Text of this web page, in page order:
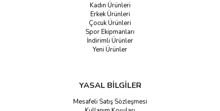
Kadın Ürünleri
Erkek Ürünleri
Çocuk Ürünleri
Spor Ekipmanları
İndirimli Ürünler
Yeni Ürünler
YASAL BİLGİLER
Mesafeli Satış Sözleşmesi